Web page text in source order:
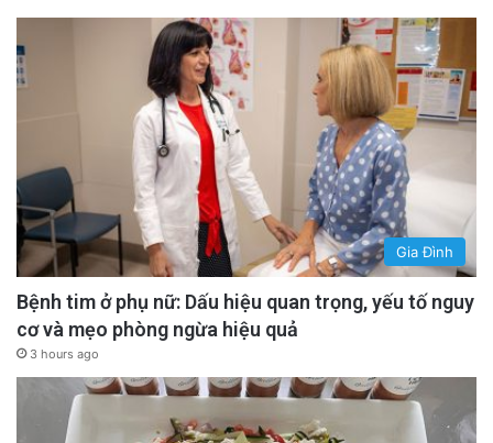
Gia Đình
Bệnh tim ở phụ nữ: Dấu hiệu quan trọng, yếu tố nguy
cơ và mẹo phòng ngừa hiệu quả
3 hours ago